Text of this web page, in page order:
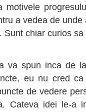
motivele
a vedea de
Sunt chiar curios
va spun inca de
eu nu cred
de vedere
Cateva idei le-a